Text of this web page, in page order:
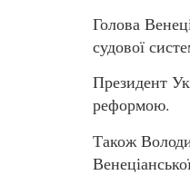
Голова
судової
Президент
реформою.
Також